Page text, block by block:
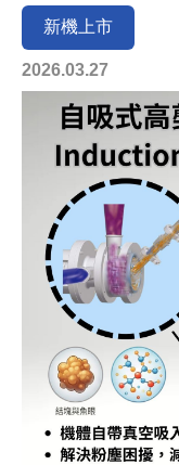
新機上市
2026.03.27